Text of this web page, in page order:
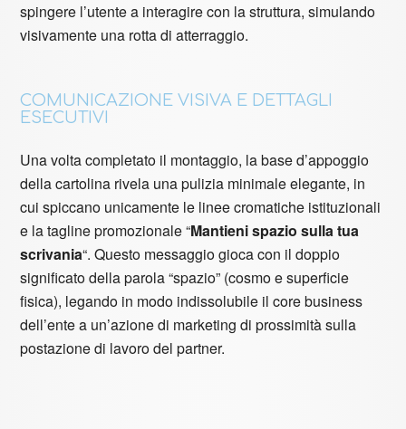
spingere l’utente a interagire con la struttura, simulando
visivamente una rotta di atterraggio.
COMUNICAZIONE VISIVA E DETTAGLI
ESECUTIVI
Una volta completato il montaggio, la base d’appoggio
della cartolina rivela una pulizia minimale elegante, in
cui spiccano unicamente le linee cromatiche istituzionali
e la tagline promozionale “Mantieni spazio sulla tua
scrivania“. Questo messaggio gioca con il doppio
significato della parola “spazio” (cosmo e superficie
fisica), legando in modo indissolubile il core business
dell’ente a un’azione di marketing di prossimità sulla
postazione di lavoro del partner.